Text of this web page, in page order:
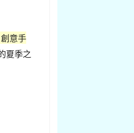
意手
夏季之